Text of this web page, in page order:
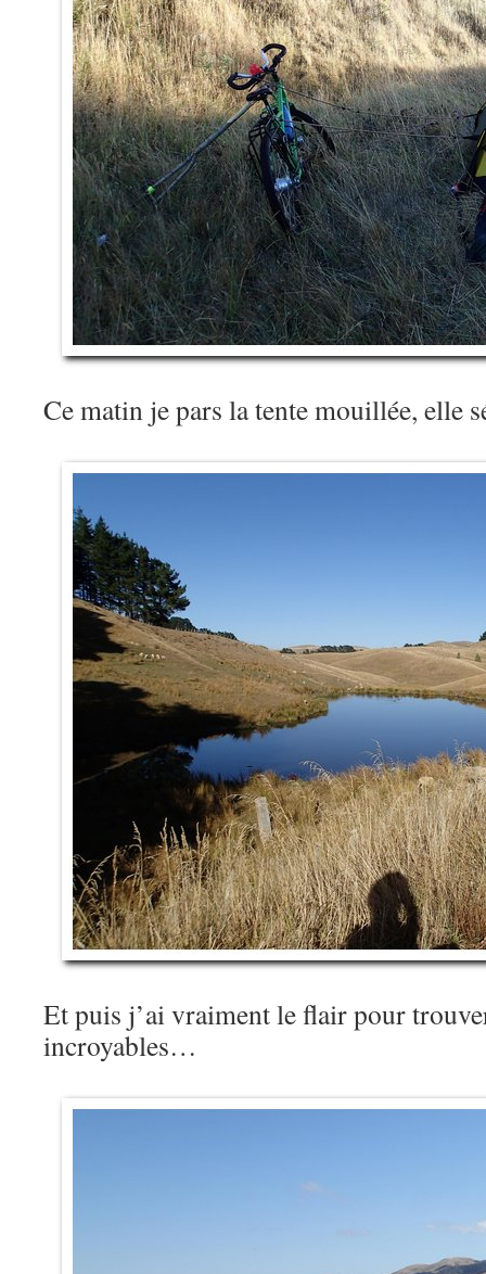
Ce matin je pars la tente mouillée, elle
Et puis j’ai vraiment le flair pour
incroyables…